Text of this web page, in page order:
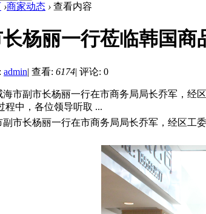
›商家动态 › 查看内容
杨丽一行莅临韩国商
admin| 查看: 6174| 评论: 0
海市副市长杨丽一行在市商务局局长乔军，经
程中，各位领导听取 ...
市长杨丽一行在市商务局局长乔军，经区工